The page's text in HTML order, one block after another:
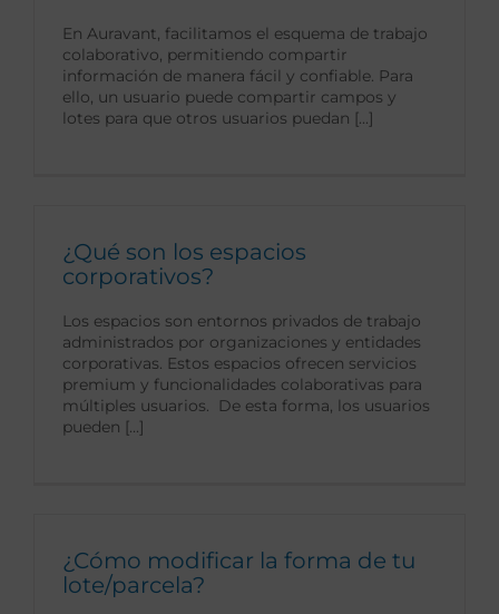
En Auravant, facilitamos el esquema de trabajo
colaborativo, permitiendo compartir
información de manera fácil y confiable. Para
ello, un usuario puede compartir campos y
lotes para que otros usuarios puedan [...]
¿Qué son los espacios
corporativos?
Los espacios son entornos privados de trabajo
administrados por organizaciones y entidades
corporativas. Estos espacios ofrecen servicios
premium y funcionalidades colaborativas para
múltiples usuarios. De esta forma, los usuarios
pueden [...]
¿Cómo modificar la forma de tu
lote/parcela?